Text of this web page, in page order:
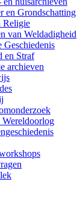
en Grondschatting
Religie
van Weldadigheid
en Straf
archieven
Wereldoorlog